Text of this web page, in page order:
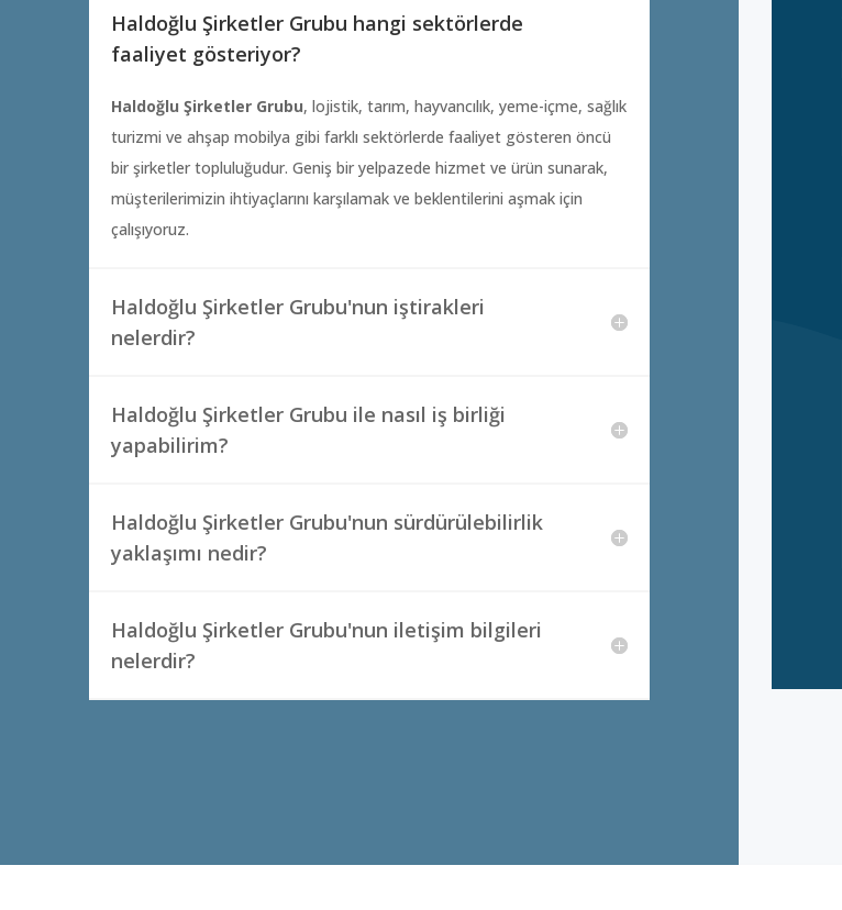
Haldoğlu Şirketler Grubu hangi sektörlerde
faaliyet gösteriyor?
Haldoğlu Şirketler Grubu, lojistik, tarım, hayvancılık, yeme-içme, sağlık
turizmi ve ahşap mobilya gibi farklı sektörlerde faaliyet gösteren öncü
bir şirketler topluluğudur. Geniş bir yelpazede hizmet ve ürün sunarak,
müşterilerimizin ihtiyaçlarını karşılamak ve beklentilerini aşmak için
çalışıyoruz.
Haldoğlu Şirketler Grubu'nun iştirakleri
nelerdir?
Haldoğlu Şirketler Grubu ile nasıl iş birliği
yapabilirim?
Haldoğlu Şirketler Grubu'nun sürdürülebilirlik
yaklaşımı nedir?
Haldoğlu Şirketler Grubu'nun iletişim bilgileri
nelerdir?